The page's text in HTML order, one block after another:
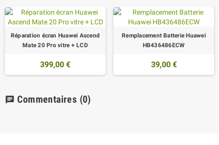
Réparation écran Huawei Ascend
Mate 20 Pro vitre + LCD
399,00 €
Remplacement Batterie Huawei
HB436486ECW
39,00 €
chat Commentaires (0)